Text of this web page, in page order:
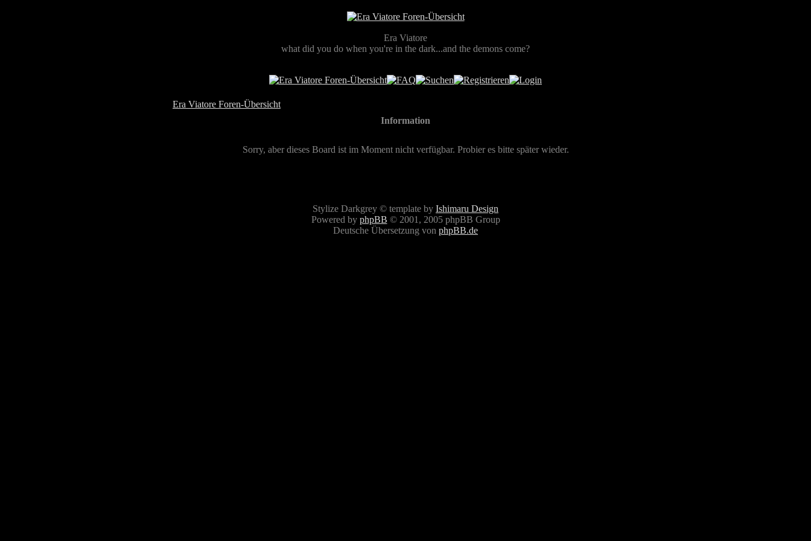
Era Viatore
what did you do when you're in the dark...and the demons come?
Era Viatore Foren-Übersicht
Information
Sorry, aber dieses Board ist im Moment nicht verfügbar. Probier es bitte später wieder.
Stylize Darkgrey © template by Ishimaru Design
Powered by phpBB © 2001, 2005 phpBB Group
Deutsche Übersetzung von phpBB.de